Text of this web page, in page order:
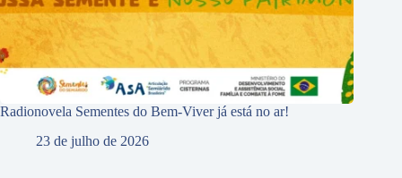
Radionovela Sementes do Bem-Viver já está no ar!
23 de julho de 2026